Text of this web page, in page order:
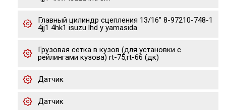
Главный цилиндр сцепления 13/16" 8-97210-748-1
4jj1 4hk1 isuzu lhd y yamasida
Грузовая сетка в кузов (для установки с
рейлингами кузова) rt-75,rt-66 (дк)
Датчик
Датчик